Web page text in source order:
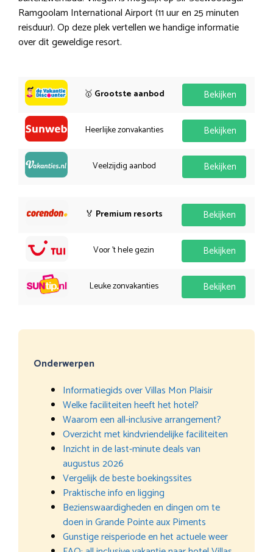
Ramgoolam International Airport (11 uur en 25 minuten
reisduur). Op deze plek vertellen we handige informatie
over dit geweldige resort.
🥇 Grootste aanbod Bekijken
Heerlijke zonvakanties Bekijken
Veelzijdig aanbod Bekijken
🏅 Premium resorts Bekijken
Voor 't hele gezin Bekijken
Leuke zonvakanties Bekijken
Onderwerpen
Informatiegids over Villas Mon Plaisir
Welke faciliteiten heeft het hotel?
Waarom een all-inclusive arrangement?
Overzicht met kindvriendelijke faciliteiten
Inzicht in de last-minute deals van
augustus 2026
Vergelijk de beste boekingssites
Praktische info en ligging
Bezienswaardigheden en dingen om te
doen in Grande Pointe aux Piments
Gunstige reisperiode en het actuele weer